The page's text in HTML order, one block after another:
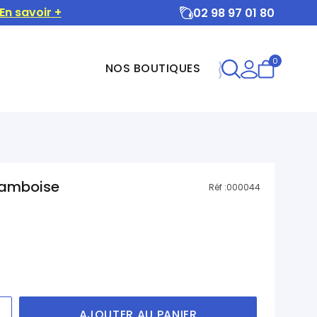
savoir + 02 98 97 01 80
NOS BOUTIQUES 0
Réf :000044